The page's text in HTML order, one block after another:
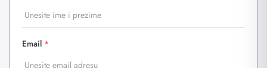
Email *